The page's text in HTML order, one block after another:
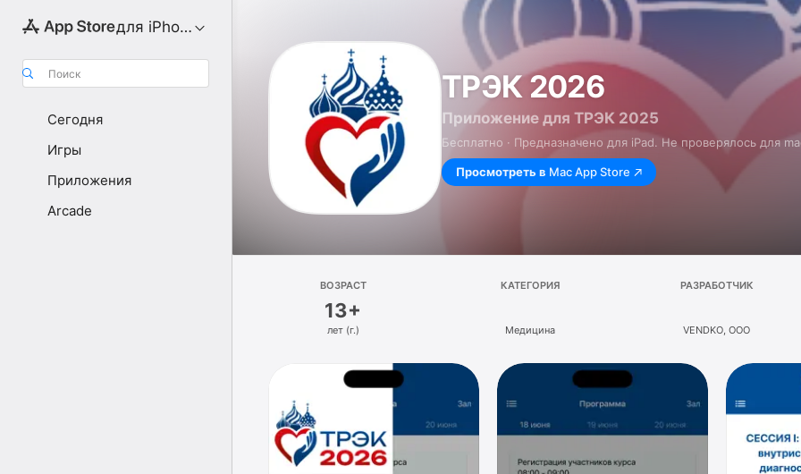
для iPhone
Поиск
Сегодня
Игры
Приложения
Arcade
ТРЭК 2026
Приложение для ТРЭК 2025
Бесплатно · Предназначено для iPad. Не проверялось для
Просмотреть в Mac App Store
ВОЗРАСТ
13+
лет (г.)
КАТЕГОРИЯ
Медицина
РАЗРАБОТЧИК
VENDKO, OOO